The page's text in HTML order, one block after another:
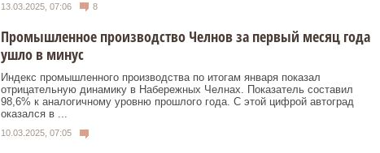
13.03.2025, 07:06 8
Промышленное производство Челнов за первый месяц года
ушло в минус
Индекс промышленного производства по итогам января показал
отрицательную динамику в Набережных Челнах. Показатель составил
98,6% к аналогичному уровню прошлого года. С этой цифрой автоград
оказался в ...
10.03.2025, 07:05